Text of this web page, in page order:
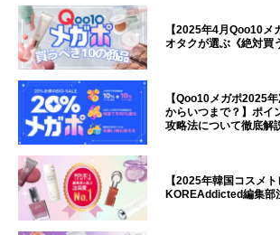
【2025年4月Qoo10メ
オタクが選ぶ《絶対買
【Qoo10メガポ2025
からいつまで？】ポイ
攻略法について徹底解
【2025年韓国コスメト
KOREAddicted編集部